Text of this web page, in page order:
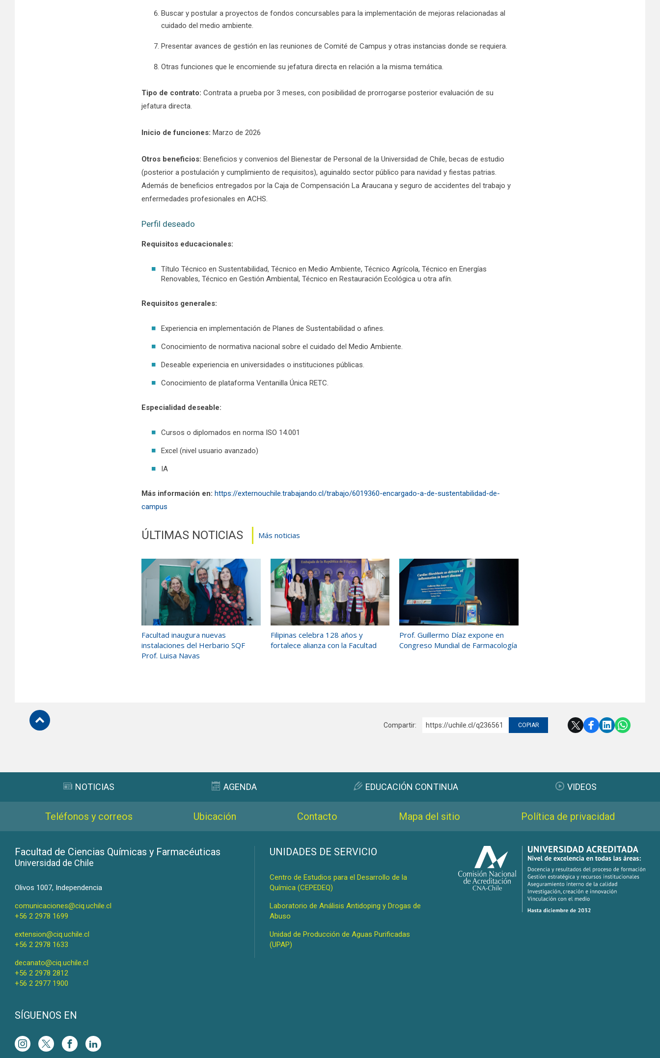
Buscar y postular a proyectos de fondos concursables para la implementación de mejoras relacionadas al
cuidado del medio ambiente.
Presentar avances de gestión en las reuniones de Comité de Campus y otras instancias donde se requiera.
Otras funciones que le encomiende su jefatura directa en relación a la misma temática.
Tipo de contrato: Contrata a prueba por 3 meses, con posibilidad de prorrogarse posterior evaluación de su
jefatura directa.
Inicio de funciones: Marzo de 2026
Otros beneficios: Beneficios y convenios del Bienestar de Personal de la Universidad de Chile, becas de estudio
(posterior a postulación y cumplimiento de requisitos), aguinaldo sector público para navidad y fiestas patrias.
Además de beneficios entregados por la Caja de Compensación La Araucana y seguro de accidentes del trabajo y
enfermedades profesionales en ACHS.
Perfil deseado
Requisitos educacionales:
Título Técnico en Sustentabilidad, Técnico en Medio Ambiente, Técnico Agrícola, Técnico en Energías
Renovables, Técnico en Gestión Ambiental, Técnico en Restauración Ecológica u otra afín.
Requisitos generales:
Experiencia en implementación de Planes de Sustentabilidad o afines.
Conocimiento de normativa nacional sobre el cuidado del Medio Ambiente.
Deseable experiencia en universidades o instituciones públicas.
Conocimiento de plataforma Ventanilla Única RETC.
Especialidad deseable:
Cursos o diplomados en norma ISO 14.001
Excel (nivel usuario avanzado)
IA
Más información en: https://externouchile.trabajando.cl/trabajo/6019360-encargado-a-de-sustentabilidad-de-
campus
ÚLTIMAS NOTICIAS Más noticias
Facultad inaugura nuevas
instalaciones del Herbario SQF
Prof. Luisa Navas
Filipinas celebra 128 años y
fortalece alianza con la Facultad
Prof. Guillermo Díaz expone en
Congreso Mundial de Farmacología
Compartir: https://uchile.cl/q236561 COPIAR
NOTICIAS AGENDA EDUCACIÓN CONTINUA VIDEOS
Teléfonos y correos Ubicación Contacto Mapa del sitio Política de privacidad
Facultad de Ciencias Químicas y Farmacéuticas
Universidad de Chile
Olivos 1007, Independencia
comunicaciones@ciq.uchile.cl
+56 2 2978 1699
extension@ciq.uchile.cl
+56 2 2978 1633
decanato@ciq.uchile.cl
+56 2 2978 2812
+56 2 2977 1900
SÍGUENOS EN
UNIDADES DE SERVICIO
Centro de Estudios para el Desarrollo de la
Química (CEPEDEQ)
Laboratorio de Análisis Antidoping y Drogas de
Abuso
Unidad de Producción de Aguas Purificadas
(UPAP)